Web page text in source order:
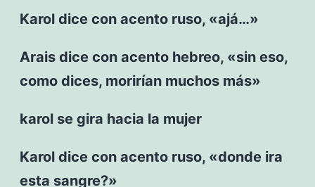
Karol dice con acento ruso, «ajá…»
Arais dice con acento hebreo, «sin eso,
como dices, morirían muchos más»
karol se gira hacia la mujer
Karol dice con acento ruso, «donde ira
esta sangre?»